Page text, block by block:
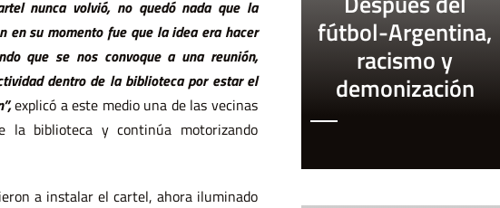
nunca volvió, no quedó nada que la
en su momento fue que la idea era hacer
que se nos convoque a una reunión,
dentro de la biblioteca por estar el
explicó a este medio una de las vecinas
biblioteca y continúa motorizando
a instalar el cartel, ahora iluminado
fútbol-Argentina,
racismo y
demonización